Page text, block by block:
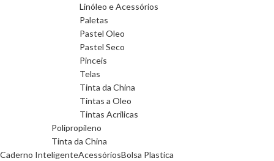
Linóleo e Acessórios
Paletas
Pastel Oleo
Pastel Seco
Pinceis
Telas
Tinta da China
Tintas a Oleo
Tintas Acrilicas
Polipropileno
Tinta da China
Caderno InteligenteAcessóriosBolsa Plastica